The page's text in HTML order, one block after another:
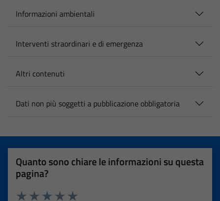
Informazioni ambientali
Interventi straordinari e di emergenza
Altri contenuti
Dati non più soggetti a pubblicazione obbligatoria
Quanto sono chiare le informazioni su questa
pagina?